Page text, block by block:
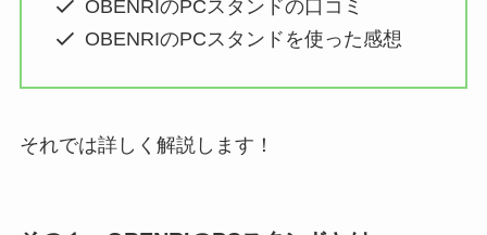
OBENRIのPCスタンドの口コミ
OBENRIのPCスタンドを使った感想
それでは詳しく解説します！